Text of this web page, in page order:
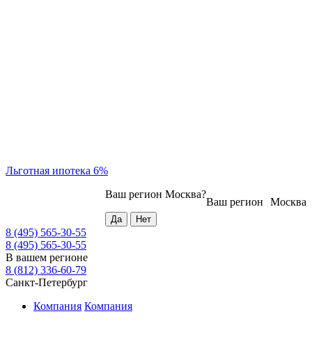
Льготная ипотека 6%
Москва
Ваш регион
Ваш регион Москва?
8 (495) 565-30-55
8 (495) 565-30-55
В вашем регионе
8 (812) 336-60-79
Санкт-Петербург
Компания Компания